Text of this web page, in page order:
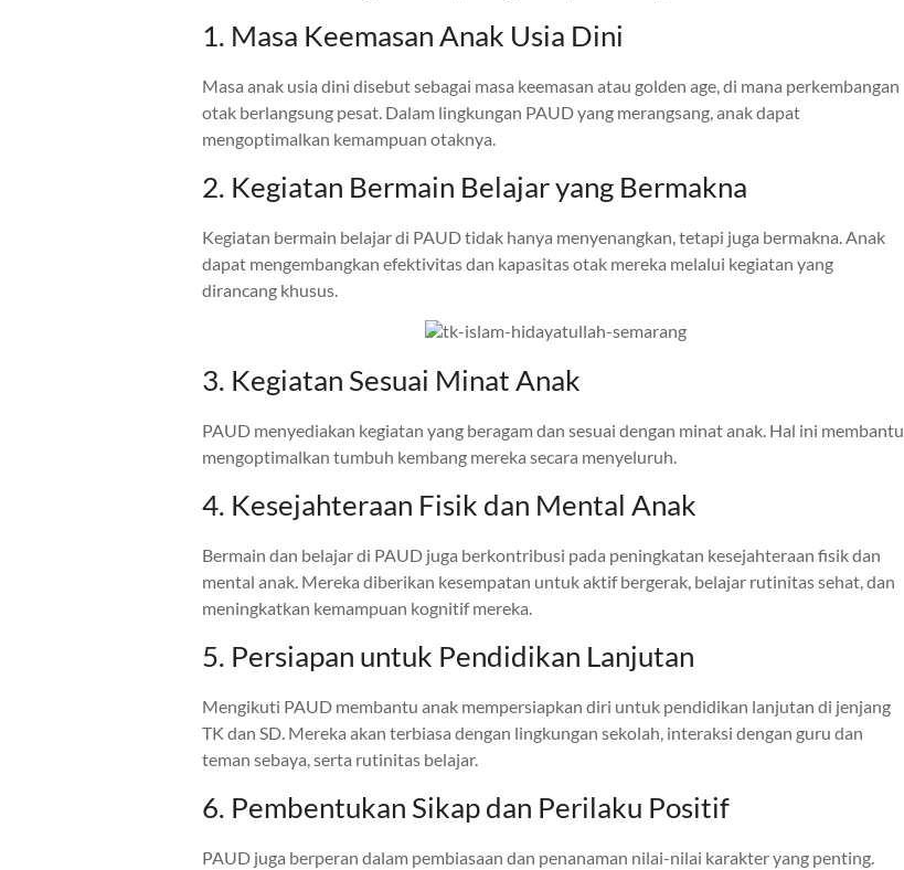
1. Masa Keemasan Anak Usia Dini
Masa anak usia dini disebut sebagai masa keemasan atau golden age, di mana perkembangan
otak berlangsung pesat. Dalam lingkungan PAUD yang merangsang, anak dapat
mengoptimalkan kemampuan otaknya.
2. Kegiatan Bermain Belajar yang Bermakna
Kegiatan bermain belajar di PAUD tidak hanya menyenangkan, tetapi juga bermakna. Anak
dapat mengembangkan efektivitas dan kapasitas otak mereka melalui kegiatan yang
dirancang khusus.
3. Kegiatan Sesuai Minat Anak
PAUD menyediakan kegiatan yang beragam dan sesuai dengan minat anak. Hal ini membantu
mengoptimalkan tumbuh kembang mereka secara menyeluruh.
4. Kesejahteraan Fisik dan Mental Anak
Bermain dan belajar di PAUD juga berkontribusi pada peningkatan kesejahteraan fisik dan
mental anak. Mereka diberikan kesempatan untuk aktif bergerak, belajar rutinitas sehat, dan
meningkatkan kemampuan kognitif mereka.
5. Persiapan untuk Pendidikan Lanjutan
Mengikuti PAUD membantu anak mempersiapkan diri untuk pendidikan lanjutan di jenjang
TK dan SD. Mereka akan terbiasa dengan lingkungan sekolah, interaksi dengan guru dan
teman sebaya, serta rutinitas belajar.
6. Pembentukan Sikap dan Perilaku Positif
PAUD juga berperan dalam pembiasaan dan penanaman nilai-nilai karakter yang penting.